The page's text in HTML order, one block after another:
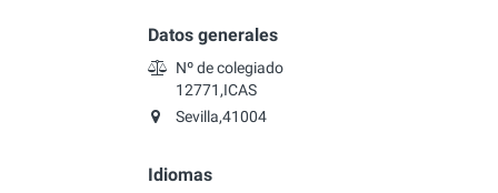
Datos generales
Nº de colegiado
12771,ICAS
Sevilla,41004
Idiomas